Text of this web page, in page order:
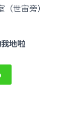
世宙旁）
地啦